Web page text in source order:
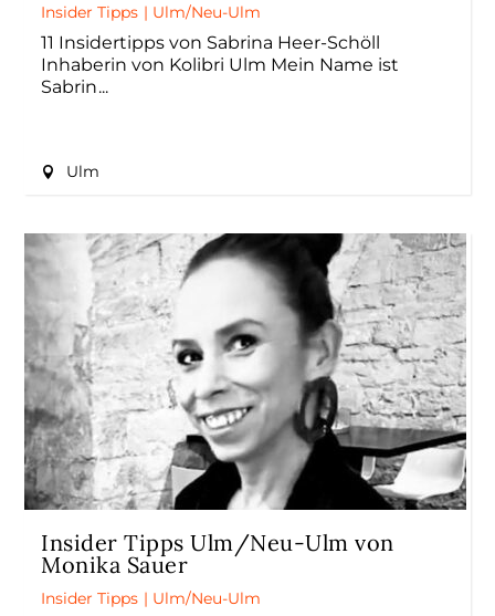
Insider Tipps | Ulm/Neu-Ulm
11 Insidertipps von Sabrina Heer-Schöll
Inhaberin von Kolibri Ulm Mein Name ist
Sabrin
Ulm
Insider Tipps Ulm/Neu-Ulm von
Monika Sauer
Insider Tipps | Ulm/Neu-Ulm